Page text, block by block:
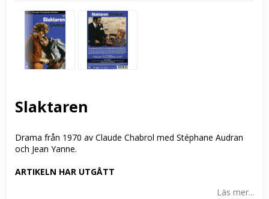
Slaktaren
Drama från 1970 av Claude Chabrol med Stéphane Audran
och Jean Yanne.
ARTIKELN HAR UTGÅTT
Läs mer...